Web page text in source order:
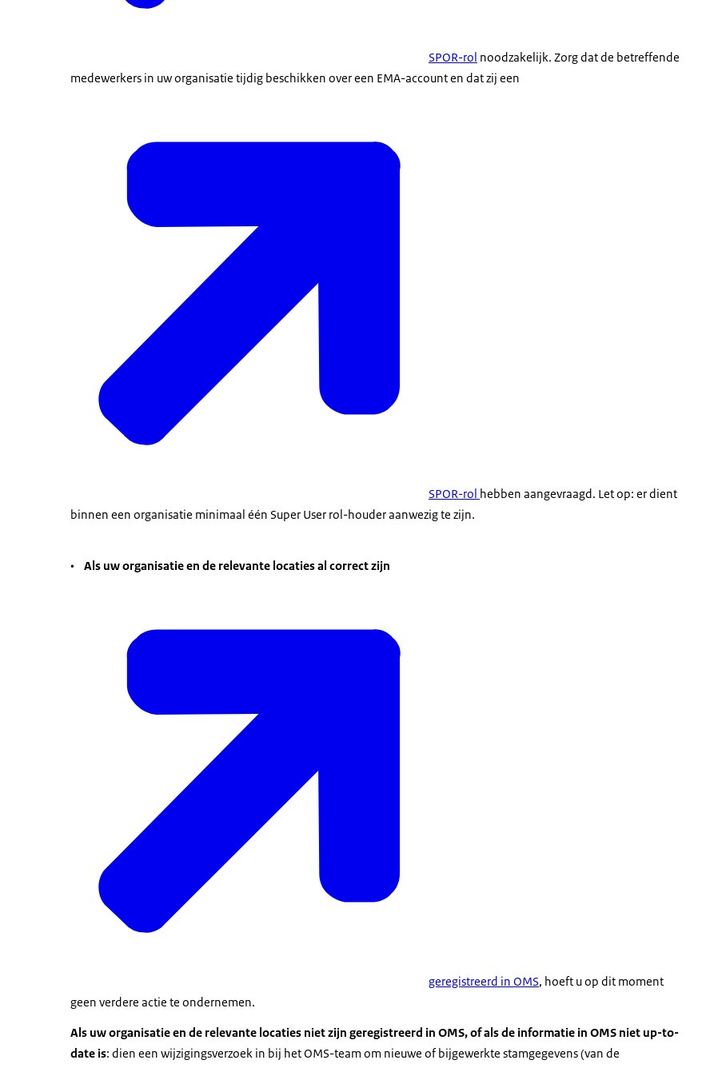
SPOR-rol noodzakelijk. Zorg dat de betreffende
medewerkers in uw organisatie tijdig beschikken over een EMA-account en dat zij een
SPOR-rol hebben aangevraagd. Let op: er dient
binnen een organisatie minimaal één Super User rol-houder aanwezig te zijn.
• Als uw organisatie en de relevante locaties al correct zijn
geregistreerd in OMS, hoeft u op dit moment
geen verdere actie te ondernemen.
Als uw organisatie en de relevante locaties niet zijn geregistreerd in OMS,of als de informatie in OMS niet up-to-
date is: dien een wijzigingsverzoek in bij het OMS-team om nieuwe of bijgewerkte stamgegevens (van de